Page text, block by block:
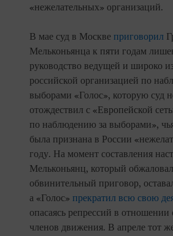
«нежелательных» организаций.
В мае суд в Москве приговорил
Мельконьянца к пяти годам
руководство ведущей и широко
российской организацией по
выборами «Голос», которую суд
отождествил с «Европейской
по наблюдению за выборами»,
была признана в России
году. На момент составления
Мельконьянц, который
обвинительный приговор,
а «Голос» прекратил всю свою
опасаясь репрессий в отношении
членов движения. В апреле тот